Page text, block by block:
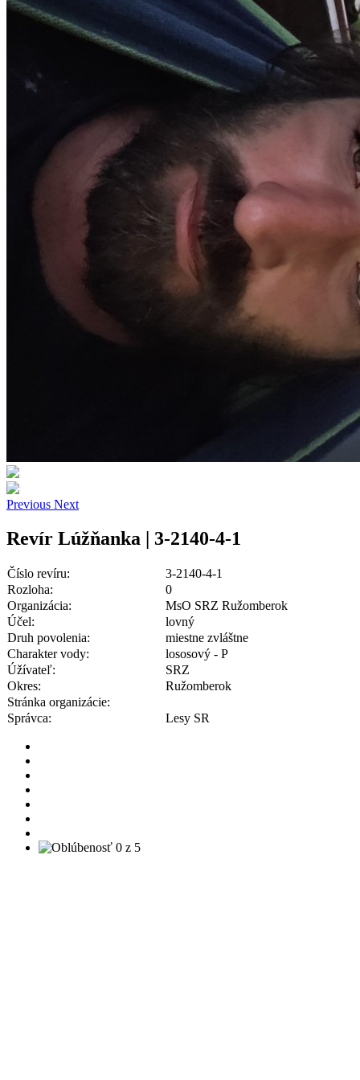
Previous Next
Revír Lúžňanka | 3-2140-4-1
Číslo revíru:
3-2140-4-1
Rozloha:
0
Organizácia:
MsO SRZ Ružomberok
Účel:
lovný
Druh povolenia:
miestne zvláštne
Charakter vody:
lososový - P
Úžívateľ:
SRZ
Okres:
Ružomberok
Stránka organizácie:
Správca:
Lesy SR